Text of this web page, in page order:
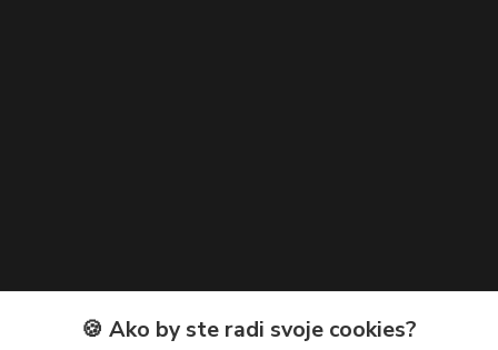
Kontakty
🍪 Ako by ste radi svoje cookies?